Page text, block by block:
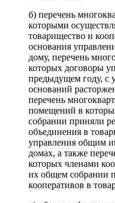
б) перечень
которыми
товарищество и
основания
дому, перечень
которых договоры
предыдущем году, с
оснований
перечень
помещений в
собрании приняли
объединения в
управления общим
домах, а также
которых членами
их общем собрании
кооперативов в